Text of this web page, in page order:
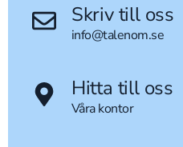
Skriv till oss
info@talenom.se
Hitta till oss
Våra kontor